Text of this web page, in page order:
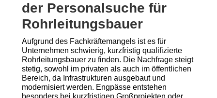
der Personalsuche für
Rohrleitungsbauer
Aufgrund des Fachkräftemangels ist es für
Unternehmen schwierig, kurzfristig qualifizierte
Rohrleitungsbauer zu finden. Die Nachfrage steigt
stetig, sowohl im privaten als auch im öffentlichen
Bereich, da Infrastrukturen ausgebaut und
modernisiert werden. Engpässe entstehen
besonders bei kurzfristigen Großprojekten oder